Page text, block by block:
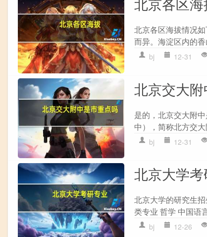
北京各区海拔情况
而异。海淀区内的
bj 12-31
北京交大
是的，北京交大附
中），简称北方交
bj 12-31
北京大学
北京大学的研究生
类专业 哲学 中国语
bj 12-26